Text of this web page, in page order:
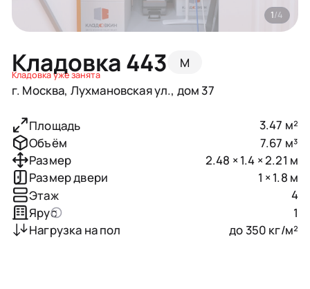
Кладовка 443 M
Кладовка уже занята
г. Москва, Лухмановская ул., дом 37
1/4
Площадь
3.47 м²
Объём
7.67 м³
Размер
2.48 × 1.4 × 2.21 м
Размер двери
1 × 1.8 м
Этаж
4
Ярус
1
Нагрузка на пол
до 350 кг/м²